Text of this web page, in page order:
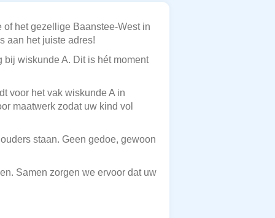
het gezellige Baanstee-West in
aan het juiste adres!
wiskunde A. Dit is hét moment
voor het vak wiskunde A in
maatwerk zodat uw kind vol
staan. Geen gedoe, gewoon
Samen zorgen we ervoor dat uw